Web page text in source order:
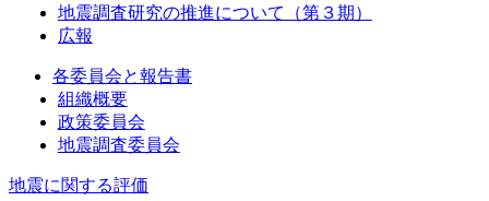
地震調査研究の推進について（第３期）
広報
各委員会と報告書
組織概要
政策委員会
地震調査委員会
地震に関する評価